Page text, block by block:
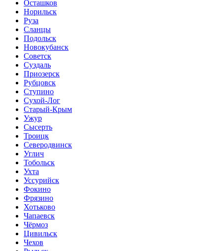
Осташков
Норильск
Руза
Сланцы
Подольск
Новокубанск
Советск
Суздаль
Приозерск
Рубцовск
Ступино
Сухой-Лог
Старый-Крым
Ужур
Сысерть
Троицк
Северодвинск
Углич
Тобольск
Ухта
Уссурийск
Фокино
Фрязино
Хотьково
Чапаевск
Чёрмоз
Цивильск
Чехов